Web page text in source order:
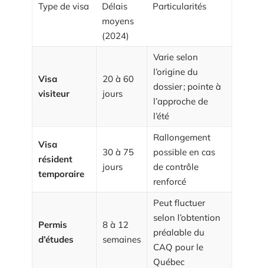
Type de visa
Délais
moyens
(2024)
Particularités
Visa
visiteur
20 à 60
jours
Varie selon
l’origine du
dossier ; pointe à
l’approche de
l’été
Visa
résident
temporaire
30 à 75
jours
Rallongement
possible en cas
de contrôle
renforcé
Permis
d’études
8 à 12
semaines
Peut fluctuer
selon l’obtention
préalable du
CAQ pour le
Québec